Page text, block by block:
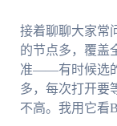
接着聊聊大家常
的节点多，覆盖
准——有时候选
多，每次打开要
不高。我用它看